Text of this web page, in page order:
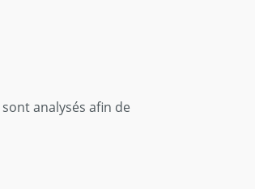
analysés afin de